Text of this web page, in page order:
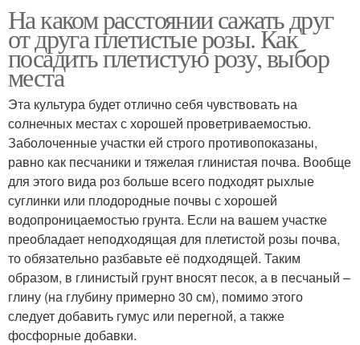
На каком расстоянии сажать друг
от друга плетистые розы. Как
посадить плетистую розу, выбор
места
Эта культура будет отлично себя чувствовать на
солнечных местах с хорошей проветриваемостью.
Заболоченные участки ей строго противопоказаны,
равно как песчаники и тяжелая глинистая почва. Вообще
для этого вида роз больше всего подходят рыхлые
суглинки или плодородные почвы с хорошей
водопроницаемостью грунта. Если на вашем участке
преобладает неподходящая для плетистой розы почва,
то обязательно разбавьте её подходящей. Таким
образом, в глинистый грунт вносят песок, а в песчаный –
глину (на глубину примерно 30 см), помимо этого
следует добавить гумус или перегной, а также
фосфорные добавки.